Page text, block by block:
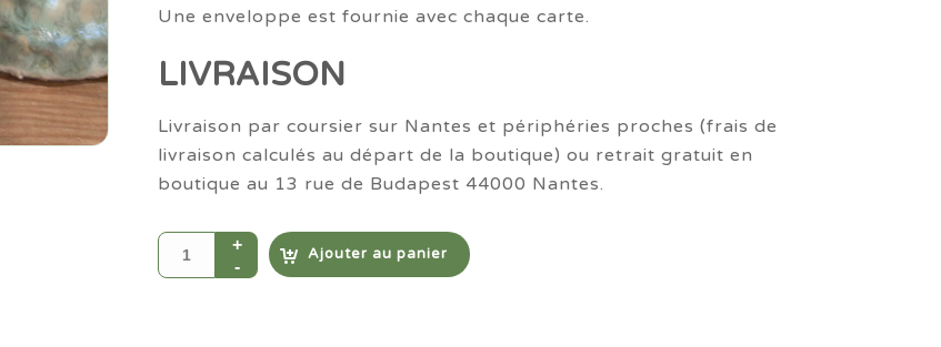
Une enveloppe est fournie avec chaque carte.
LIVRAISON
Livraison par coursier sur Nantes et périphéries proches (frais de
livraison calculés au départ de la boutique) ou retrait gratuit en
boutique au 13 rue de Budapest 44000 Nantes.
Ajouter au panier